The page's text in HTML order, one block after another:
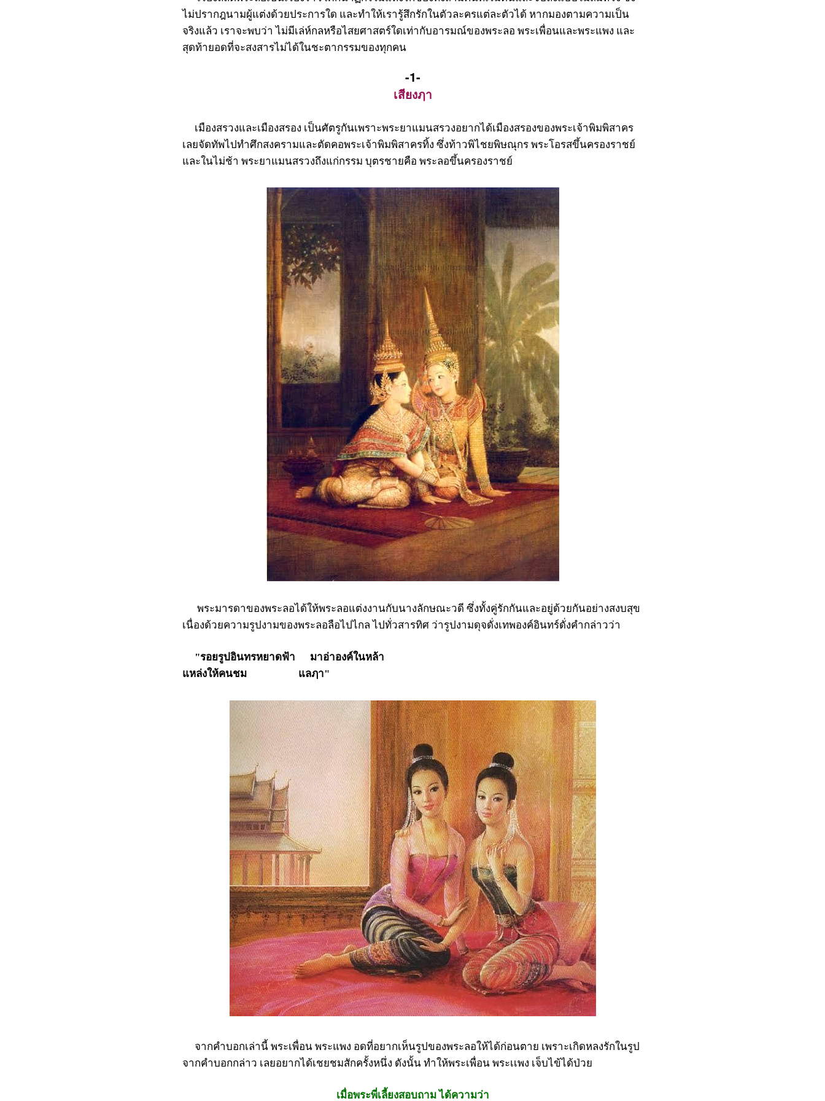
ไม่ปรากฎนามผู้แต่งด้วยประการใด และทำให้เรารู้สึกรักในตัวละครแต่ละตัวได้ หากมองตามความเป็น
จริงแล้ว เราจะพบว่า ไม่มีเล่ห์กลหรือไสยศาสตร์ใดเท่ากับอารมณ์ของพระลอ พระเพื่อนและพระแพง และ
สุดท้ายอดที่จะสงสารไม่ได้ในชะตากรรมของทุกคน
-1-
เสียงฦา
เมืองสรวงและเมืองสรอง เป็นศัตรูกันเพราะพระยาแมนสรวงอยากได้เมืองสรองของพระเจ้าพิมพิสาคร
เลยจัดทัพไปทำศึกสงครามและตัดคอพระเจ้าพิมพิสาครทิ้ง ซึ่งท้าวพิไชยพิษณุกร พระโอรสขึ้นครองราชย์
และในไม่ช้า พระยาแมนสรวงถึงแก่กรรม บุตรชายคือ พระลอขึ้นครองราชย์
พระมารดาของพระลอได้ให้พระลอแต่งงานกับนางลักษณะวดี ซึ่งทั้งคู่รักกันและอยู่ด้วยกันอย่างสงบสุข
เนื่องด้วยความรูปงามของพระลอลือไปไกล ไปทั่วสารทิศ ว่ารูปงามดุจดั่งเทพองค์อินทร์ดั่งคำกล่าวว่า
"รอยรูปอินทรหยาดฟ้า มาอ่าองค์ในหล้า
แหล่งให้คนชม แลฦา"
จากคำบอกเล่านี้ พระเพื่อน พระแพง อดที่อยากเห็นรูปของพระลอให้ได้ก่อนตาย เพราะเกิดหลงรักในรูป
จากคำบอกกล่าว เลยอยากได้เชยชมสักครั้งหนึ่ง ดังนั้น ทำให้พระเพื่อน พระเเพง เจ็บไข้ได้ป่วย
เมื่อพระพี่เลี้ยงสอบถาม ได้ความว่า